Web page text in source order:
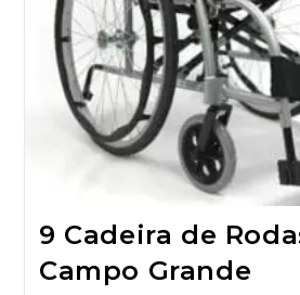
9 Cadeira de
Campo Grande